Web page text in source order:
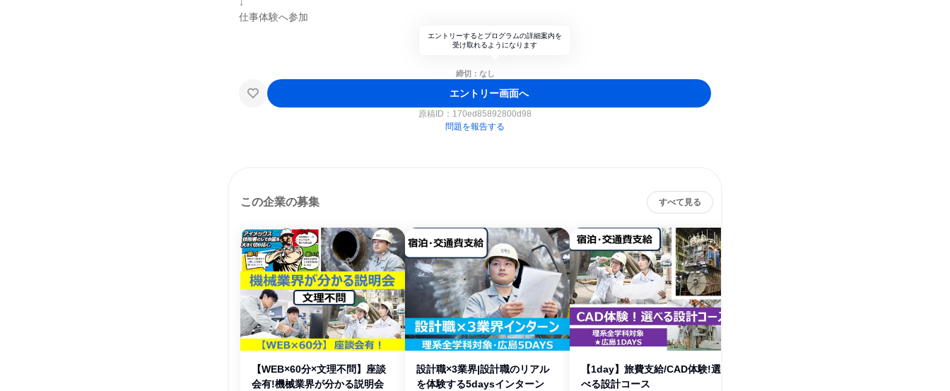
仕事体験へ参加
エントリーするとプログラムの詳細案内を
受け取れるようになります
締切：なし
エントリー画面へ
原稿ID： 170ed85892800d98
問題を報告する
この企業の募集 すべて見る
【WEB×60分×文理不問】座談
会有!機械業界が分かる説明会
設計職×3業界|設計職のリアル
を体験する5daysインターン
【1day】旅費支給/CAD体験!選
べる設計コース